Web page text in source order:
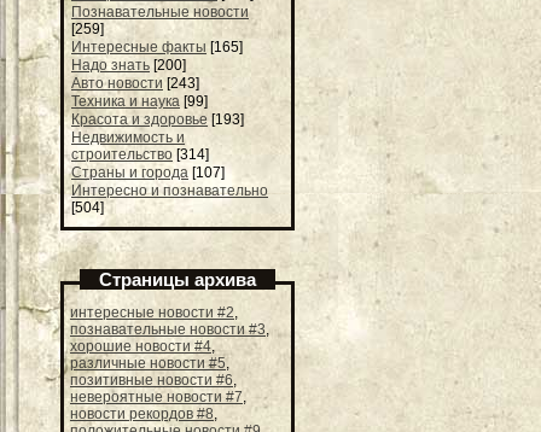
Познавательные новости
[259]
Интересные факты [165]
Надо знать [200]
Авто новости [243]
Техника и наука [99]
Красота и здоровье [193]
Недвижимость и
строительство [314]
Страны и города [107]
Интересно и познавательно
[504]
Страницы архива
интересные новости #2,
познавательные новости #3,
хорошие новости #4,
различные новости #5,
позитивные новости #6,
невероятные новости #7,
новости рекордов #8,